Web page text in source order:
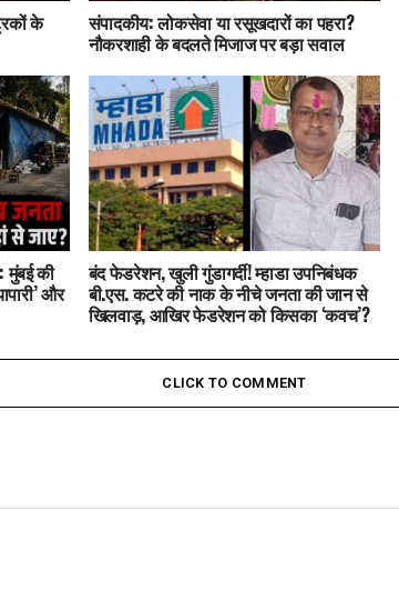
के संपादकीय: लोकसेवा या रसूखदारों का पहरा?
नौकरशाही के बदलते मिजाज पर बड़ा सवाल
मुंबई की
और
बंद फेडरेशन, खुली गुंडागर्दी! म्हाडा उपनिबंधक
बी.एस. कटरे की नाक के नीचे जनता की जान से
खिलवाड़, आखिर फेडरेशन को किसका ‘कवच’?
CLICK TO COMMENT